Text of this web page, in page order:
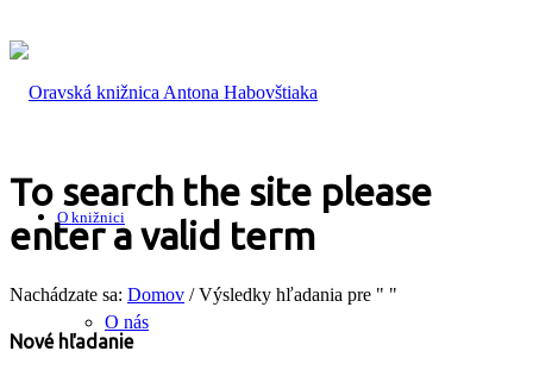
O knižnici
O nás
To search the site please
enter a valid term
Nachádzate sa: Domov / Výsledky hľadania pre " "
Nové hľadanie